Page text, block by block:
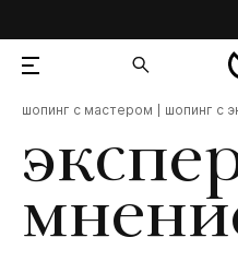
шопинг с мастером шопинг с